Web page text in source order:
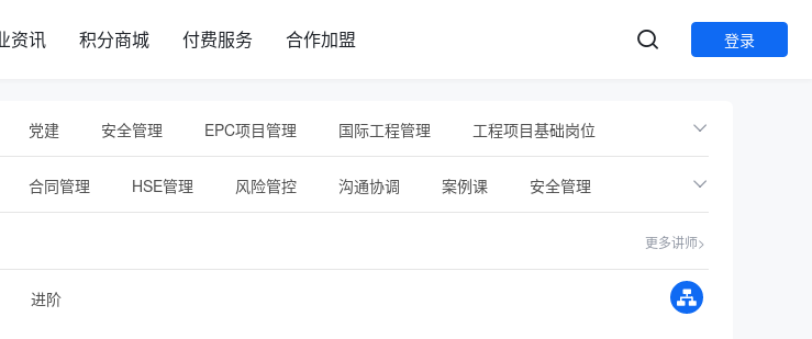
资讯 积分商城 付费服务 合作加盟 登录
党建 安全管理 EPC项目管理 国际工程管理
工程项目基础岗位
新员工培训 通识管理 专项培训 职业/执业资格 行业会议
音频课
BIM 试验员 投融资 测量员 政府平台 建设单位 项目班组
合同管理 HSE管理 风险管控 沟通协调 案例课
安全管理
更多讲师>
进阶